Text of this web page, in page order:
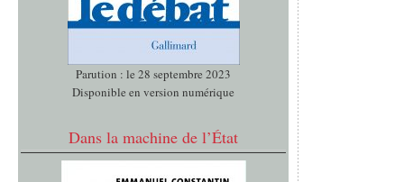
Parution : le 28 septembre 2023
Disponible en version numérique
Dans la machine de l’État